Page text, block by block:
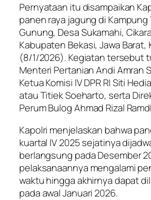
Pernyataan itu disampaikan
panen raya jagung di
Gunung, Desa Sukamahi,
Kabupaten Bekasi, Jawa Barat,
(8/1/2026). Kegiatan tersebut
Menteri Pertanian Andi Amran
Ketua Komisi IV DPR RI Siti
atau Titiek Soeharto, serta
Perum Bulog Ahmad Rizal
Kapolri menjelaskan bahwa
kuartal IV 2025 sejatinya
berlangsung pada Desember
pelaksanaannya mengalami
waktu hingga akhirnya dapat
pada awal Januari 2026.